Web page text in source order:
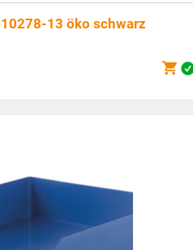
13 öko schwarz